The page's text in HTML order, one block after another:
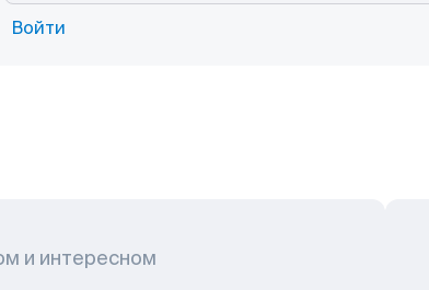
Войти
и интересном